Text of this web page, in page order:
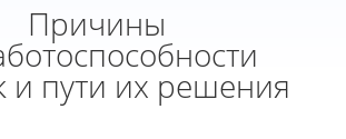
Причины
и пути их решения